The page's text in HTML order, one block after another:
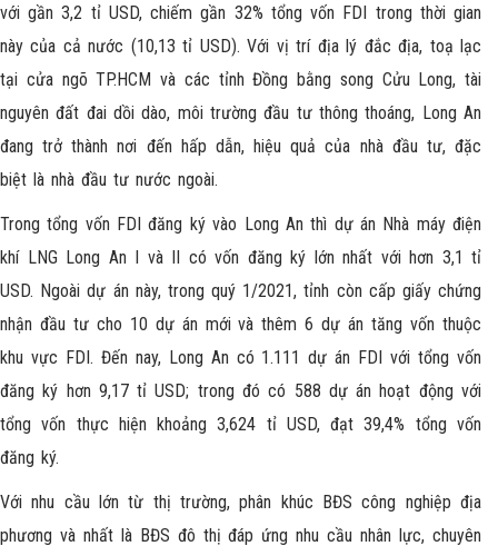
với gần 3,2 tỉ USD, chiếm gần 32% tổng vốn FDI trong thời gian
này của cả nước (10,13 tỉ USD). Với vị trí địa lý đắc địa, toạ lạc
tại cửa ngõ TP.HCM và các tỉnh Đồng bằng song Cửu Long, tài
nguyên đất đai dồi dào, môi trường đầu tư thông thoáng, Long An
đang trở thành nơi đến hấp dẫn, hiệu quả của nhà đầu tư, đặc
biệt là nhà đầu tư nước ngoài.
Trong tổng vốn FDI đăng ký vào Long An thì dự án Nhà máy điện
khí LNG Long An I và II có vốn đăng ký lớn nhất với hơn 3,1 tỉ
USD. Ngoài dự án này, trong quý 1/2021, tỉnh còn cấp giấy chứng
nhận đầu tư cho 10 dự án mới và thêm 6 dự án tăng vốn thuộc
khu vực FDI. Đến nay, Long An có 1.111 dự án FDI với tổng vốn
đăng ký hơn 9,17 tỉ USD; trong đó có 588 dự án hoạt động với
tổng vốn thực hiện khoảng 3,624 tỉ USD, đạt 39,4% tổng vốn
đăng ký.
Với nhu cầu lớn từ thị trường, phân khúc BĐS công nghiệp địa
phương và nhất là BĐS đô thị đáp ứng nhu cầu nhân lực, chuyên